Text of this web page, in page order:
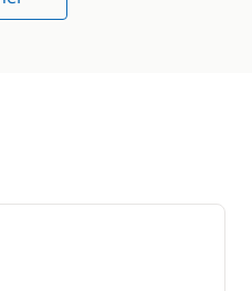
du tourisme (valable